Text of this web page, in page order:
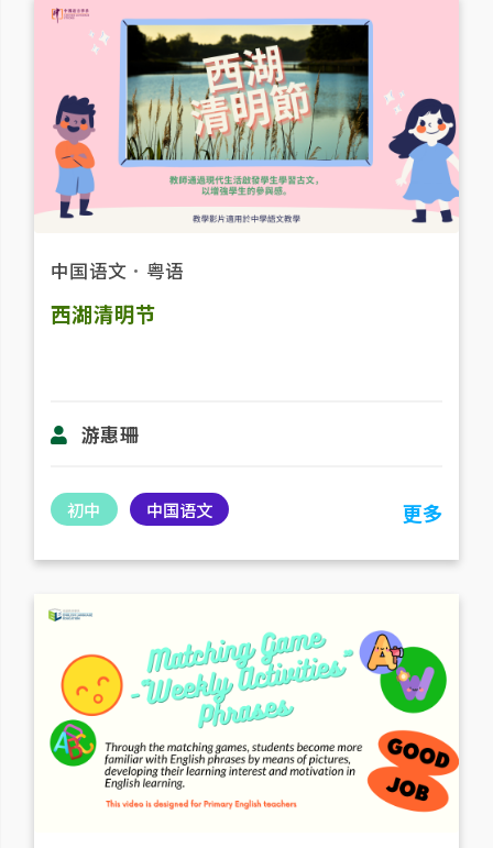
中国语文 ． 粤语
西湖清明节
游惠珊
初中 中国语文 更多